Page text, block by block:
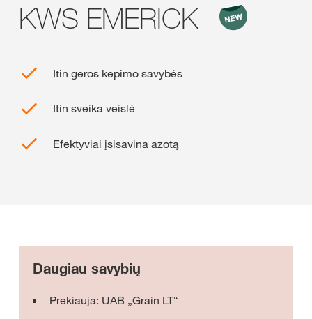
KWS EMERICK
Itin geros kepimo savybės
Itin sveika veislė
Efektyviai įsisavina azotą
Daugiau savybių
Prekiauja: UAB „Grain LT“